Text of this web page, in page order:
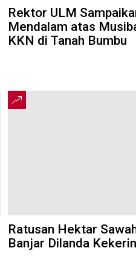
Rektor ULM
Mendalam atas
KKN di Tanah Bumbu
Ratusan Hektar
Banjar Dilanda